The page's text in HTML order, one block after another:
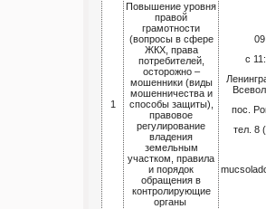
1
Повышение уровня
правой
грамотности
(вопросы в сфере
ЖКХ, права
потребителей,
осторожно –
мошенники (виды
мошенничества и
способы защиты),
правовое
регулирование
владения
земельным
участком, правила
и порядок
обращения в
контролирующие
органы
с
пос.
тел. 8